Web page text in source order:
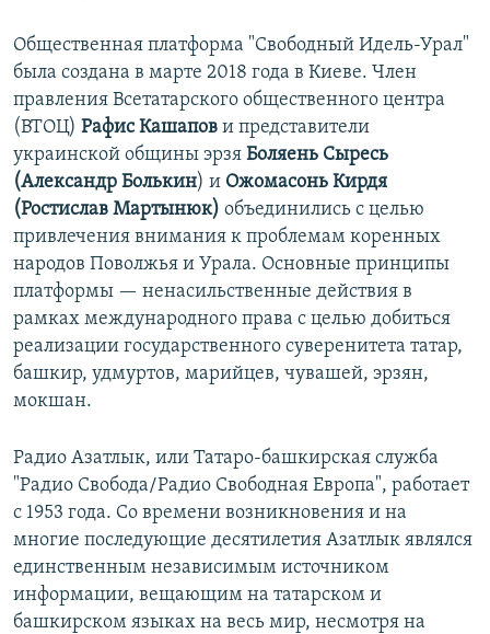
Общественная платформа "Свободный Идель-Урал"
была создана в марте 2018 года в Киеве. Член
правления Всетатарского общественного центра
(ВТОЦ) Рафис Кашапов и представители
украинской общины эрзя Боляень Сыресь
(Александр Болькин) и Ожомасонь Кирдя
(Ростислав Мартынюк) объединились с целью
привлечения внимания к проблемам коренных
народов Поволжья и Урала. Основные принципы
платформы — ненасильственные действия в
рамках международного права с целью добиться
реализации государственного суверенитета татар,
башкир, удмуртов, марийцев, чувашей, эрзян,
мокшан.
Радио Азатлык, или Татаро-башкирская служба
"Радио Свобода/Радио Свободная Европа", работает
с 1953 года. Со времени возникновения и на
многие последующие десятилетия Азатлык являлся
единственным независимым источником
информации, вещающим на татарском и
башкирском языках на весь мир, несмотря на